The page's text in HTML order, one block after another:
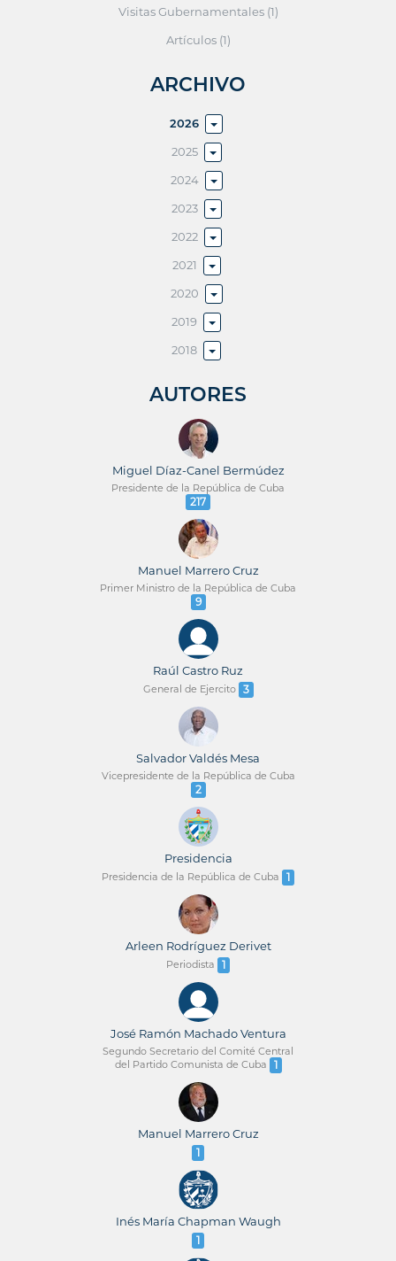
Visitas Gubernamentales (1)
Artículos (1)
ARCHIVO
2026
2025
2024
2023
2022
2021
2020
2019
2018
AUTORES
Miguel Díaz-Canel Bermúdez
Presidente de la República de Cuba
217
Manuel Marrero Cruz
Primer Ministro de la República de Cuba
9
Raúl Castro Ruz
General de Ejercito 3
Salvador Valdés Mesa
Vicepresidente de la República de Cuba
2
Presidencia
Presidencia de la República de Cuba 1
Arleen Rodríguez Derivet
Periodista 1
José Ramón Machado Ventura
Segundo Secretario del Comité Central
del Partido Comunista de Cuba
1
Manuel Marrero Cruz
1
Inés María Chapman Waugh
1